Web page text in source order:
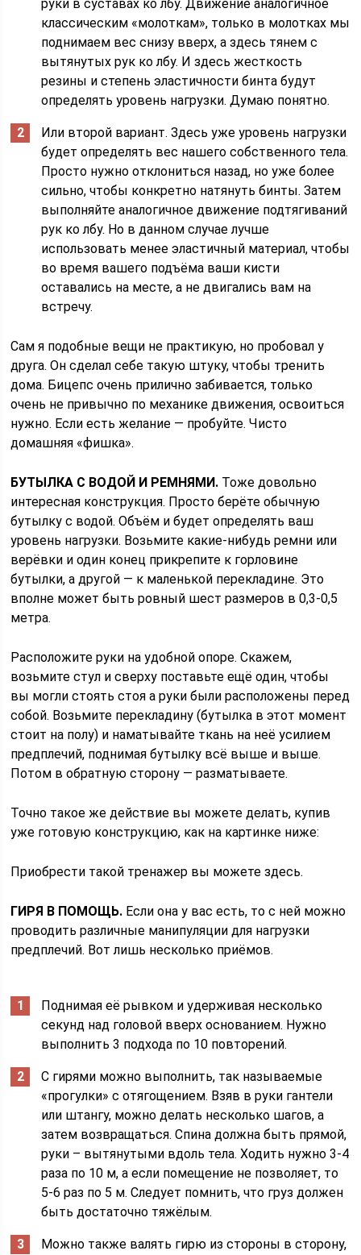
руки в суставах ко лбу. Движение аналогичное
классическим «молоткам», только в молотках мы
поднимаем вес снизу вверх, а здесь тянем с
вытянутых рук ко лбу. И здесь жесткость
резины и степень эластичности бинта будут
определять уровень нагрузки. Думаю понятно.
Или второй вариант. Здесь уже уровень нагрузки
будет определять вес нашего собственного тела.
Просто нужно отклониться назад, но уже более
сильно, чтобы конкретно натянуть бинты. Затем
выполняйте аналогичное движение подтягиваний
рук ко лбу. Но в данном случае лучше
использовать менее эластичный материал, чтобы
во время вашего подъёма ваши кисти
оставались на месте, а не двигались вам на
встречу.
Сам я подобные вещи не практикую, но пробовал у
друга. Он сделал себе такую штуку, чтобы тренить
дома. Бицепс очень прилично забивается, только
очень не привычно по механике движения, освоиться
нужно. Если есть желание — пробуйте. Чисто
домашняя «фишка».
БУТЫЛКА С ВОДОЙ И РЕМНЯМИ. Тоже довольно
интересная конструкция. Просто берёте обычную
бутылку с водой. Объём и будет определять ваш
уровень нагрузки. Возьмите какие-нибудь ремни или
верёвки и один конец прикрепите к горловине
бутылки, а другой — к маленькой перекладине. Это
вполне может быть ровный шест размеров в 0,3-0,5
метра.
Расположите руки на удобной опоре. Скажем,
возьмите стул и сверху поставьте ещё один, чтобы
вы могли стоять стоя а руки были расположены перед
собой. Возьмите перекладину (бутылка в этот момент
стоит на полу) и наматывайте ткань на неё усилием
предплечий, поднимая бутылку всё выше и выше.
Потом в обратную сторону — разматываете.
Точно такое же действие вы можете делать, купив
уже готовую конструкцию, как на картинке ниже:
Приобрести такой тренажер вы можете здесь.
ГИРЯ В ПОМОЩЬ. Если она у вас есть, то с ней можно
проводить различные манипуляции для нагрузки
предплечий. Вот лишь несколько приёмов.
Поднимая её рывком и удерживая несколько
секунд над головой вверх основанием. Нужно
выполнить 3 подхода по 10 повторений.
С гирями можно выполнить, так называемые
«прогулки» с отягощением. Взяв в руки гантели
или штангу, можно делать несколько шагов, а
затем возвращаться. Спина должна быть прямой,
руки – вытянутыми вдоль тела. Ходить нужно 3-4
раза по 10 м, а если помещение не позволяет, то
5-6 раз по 5 м. Следует помнить, что груз должен
быть достаточно тяжёлым.
Можно также валять гирю из стороны в сторону,